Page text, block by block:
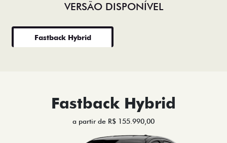
VERSÃO DISPONÍVEL
Fastback Hybrid
Fastback Hybrid
a partir de R$ 155.990,00